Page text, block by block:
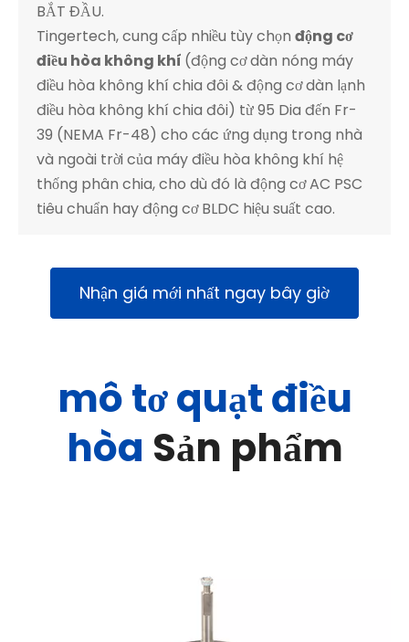
BẮT ĐẦU.
Tingertech, cung cấp nhiều tùy chọn động cơ
điều hòa không khí (động cơ dàn nóng máy
điều hòa không khí chia đôi & động cơ dàn lạnh
điều hòa không khí chia đôi) từ 95 Dia đến Fr-
39 (NEMA Fr-48) cho các ứng dụng trong nhà
và ngoài trời của máy điều hòa không khí hệ
thống phân chia, cho dù đó là động cơ AC PSC
tiêu chuẩn hay động cơ BLDC hiệu suất cao.
Nhận giá mới nhất ngay bây giờ
mô tơ quạt điều
hòa Sản phẩm